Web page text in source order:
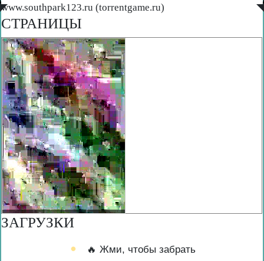
www.southpark123.ru (torrentgame.ru)
◤ ◥
СТРАНИЦЫ
ЗАГРУЗКИ
🔥 Жми, чтобы забрать